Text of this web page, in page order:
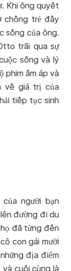
Khi ông quyết
chồng trẻ đầy
sống của ông.
trãi qua sự
sống và lý
phim ấm áp và
về giá trị của
tiếp tục sinh
người bạn
đường đi du
đã từng đến
con gái mười
địa điểm
và cuối cùng là